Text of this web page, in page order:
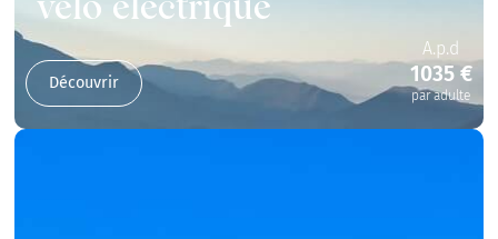
Découvrir
A.p.d
1035 €
par adulte